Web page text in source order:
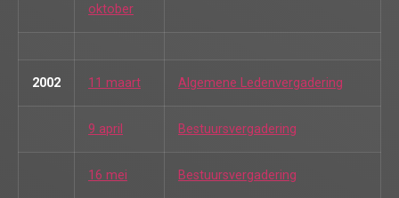
oktober
2002 11 maart Algemene Ledenvergadering
9 april Bestuursvergadering
16 mei Bestuursvergadering